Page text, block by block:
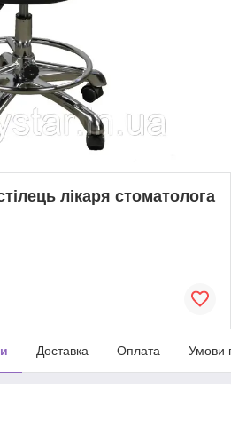
лікаря стоматолога
Доставка Оплата Умови